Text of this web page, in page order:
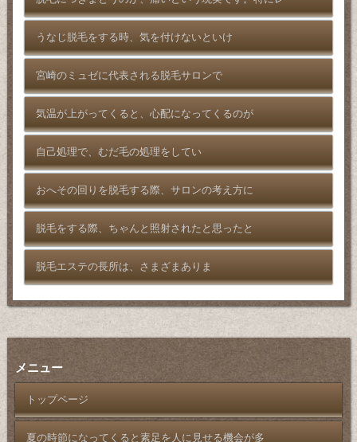
うなじ脱毛をする時、気を付けないといけ
宮崎のミュゼに代表される脱毛サロンで
気温が上がってくると、心配になってくるのが
自己処理で、むだ毛の処理をしてい
おへその回りを脱毛する際、サロンの考え方に
脱毛をする際、ちゃんと照射されたと思ったと
脱毛エステの長所は、さまざまありま
メニュー
トップページ
夏の時節になってくると素足を人に見せる機会が多